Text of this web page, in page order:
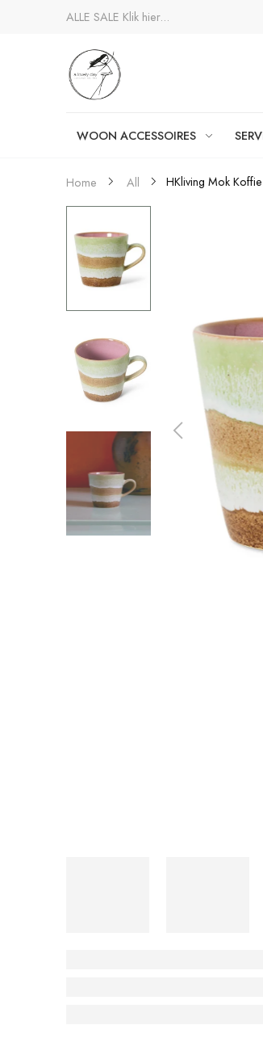
ALLE SALE Klik hier...
WOON ACCESSOIRES
Home All HKliving Mok